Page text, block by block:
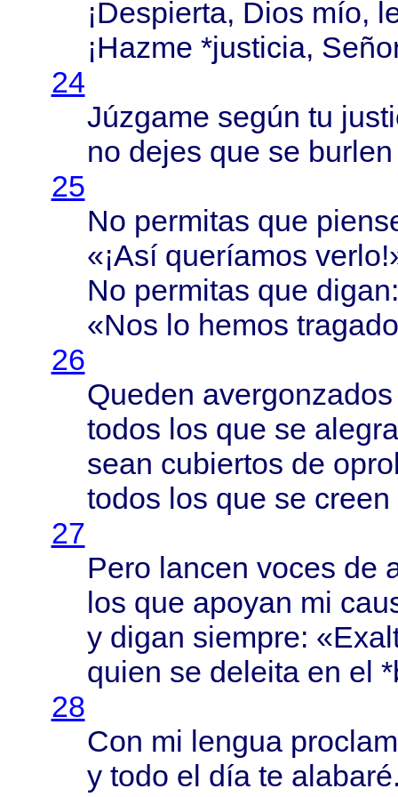
¡Despierta, Dios mío,
¡Hazme *justicia,
24
Júzgame según tu
no dejes que se burlen
25
No permitas que
«¡Así queríamos verlo
No permitas que digan:
«Nos lo hemos tragado
26
Queden avergonzados
todos los que se
sean cubiertos de
todos los que se creen
27
Pero lancen voces de
los que apoyan mi
y digan siempre: «
quien se deleitaen el *
28
Con mi lengua
y todo el díate alabaré